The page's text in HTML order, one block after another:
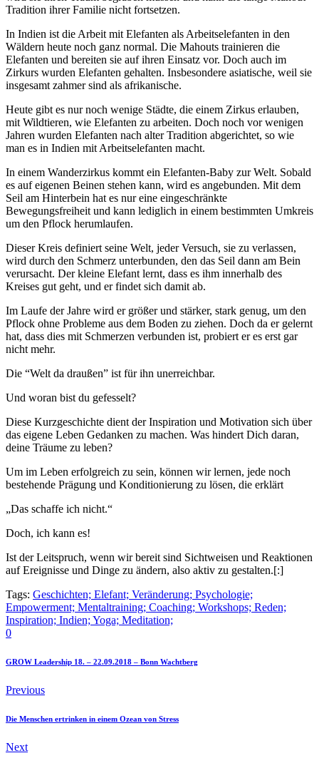
Tradition ihrer Familie nicht fortsetzen.
In Indien ist die Arbeit mit Elefanten als Arbeitselefanten in den
Wäldern heute noch ganz normal. Die Mahouts trainieren die
Elefanten und bereiten sie auf ihren Einsatz vor. Doch auch im
Zirkurs wurden Elefanten gehalten. Insbesondere asiatische, weil sie
insgesamt zahmer sind als afrikanische.
Heute gibt es nur noch wenige Städte, die einem Zirkus erlauben,
mit Wildtieren, wie Elefanten zu arbeiten. Doch noch vor wenigen
Jahren wurden Elefanten nach alter Tradition abgerichtet, so wie
man es in Indien mit Arbeitselefanten macht.
In einem Wanderzirkus kommt ein Elefanten-Baby zur Welt. Sobald
es auf eigenen Beinen stehen kann, wird es angebunden. Mit dem
Seil am Hinterbein hat es nur eine eingeschränkte
Bewegungsfreiheit und kann lediglich in einem bestimmten Umkreis
um den Pflock herumlaufen.
Dieser Kreis definiert seine Welt, jeder Versuch, sie zu verlassen,
wird durch den Schmerz unterbunden, den das Seil dann am Bein
verursacht. Der kleine Elefant lernt, dass es ihm innerhalb des
Kreises gut geht, und er findet sich damit ab.
Im Laufe der Jahre wird er größer und stärker, stark genug, um den
Pflock ohne Probleme aus dem Boden zu ziehen. Doch da er gelernt
hat, dass dies mit Schmerzen verbunden ist, probiert er es erst gar
nicht mehr.
Die “Welt da draußen” ist für ihn unerreichbar.
Und woran bist du gefesselt?
Diese Kurzgeschichte dient der Inspiration und Motivation sich über
das eigene Leben Gedanken zu machen. Was hindert Dich daran,
deine Träume zu leben?
Um im Leben erfolgreich zu sein, können wir lernen, jede noch
bestehende Prägung und Konditionierung zu lösen, die erklärt
„Das schaffe ich nicht.“
Doch, ich kann es!
Ist der Leitspruch, wenn wir bereit sind Sichtweisen und Reaktionen
auf Ereignisse und Dinge zu ändern, also aktiv zu gestalten.[:]
Tags: Geschichten; Elefant; Veränderung; Psychologie;
Empowerment; Mentaltraining; Coaching; Workshops; Reden;
Inspiration; Indien; Yoga; Meditation;
0
GROW Leadership 18. – 22.09.2018 – Bonn Wachtberg
Previous
Die Menschen ertrinken in einem Ozean von Stress
Next